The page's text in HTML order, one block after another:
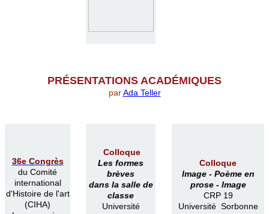
PRÉSENTATIONS ACADÉMIQUES
parAda Teller
36e Congrès
du Comité
international
d'Histoire de l'art
(CIHA)
Colloque
Les formes
brèves
dans la salle de
classe
Université
Colloque
Image - Poème en
prose - Image
CRP 19
Université Sorbonne